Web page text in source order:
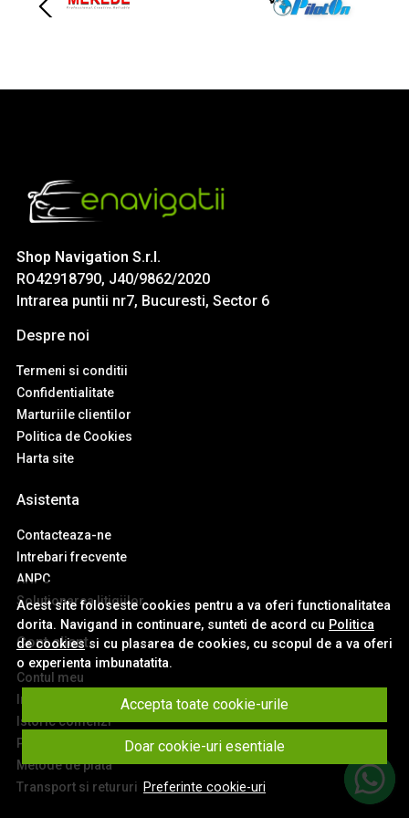
Acest site foloseste cookies pentru a va oferi functionalitatea
dorita. Navigand in continuare, sunteti de acord cu Politica
de cookiessi cu plasarea de cookies, cu scopul de a va oferi
o experienta imbunatatita.
Accepta toate cookie-urile
Doar cookie-uri esentiale
Preferinte cookie-uri
Shop Navigation S.r.l.
RO42918790, J40/9862/2020
Intrarea puntii nr7, Bucuresti, Sector 6
Despre noi
Termeni si conditii
Confidentialitate
Marturiile clientilor
Politica de Cookies
Harta site
Asistenta
Contacteaza-ne
Intrebari frecvente
ANPC
Solutionarea litigiilor
Cont client
Contul meu
Inregistrare
Istoric comenzi
Produse favorite
Metode de plata
Transport si retururi